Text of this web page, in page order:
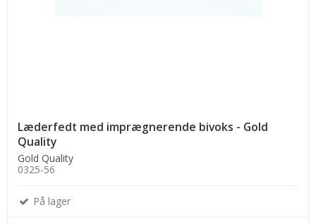
Læderfedt med imprægnerende bivoks - Gold
Quality
Gold Quality
0325-56
På lager